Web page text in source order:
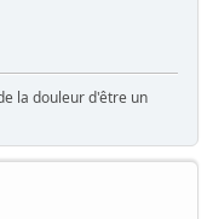
la douleur d'être un